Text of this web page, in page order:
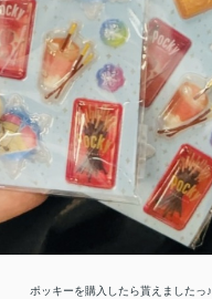
ポッキーを購入したら貰えましたっ♪